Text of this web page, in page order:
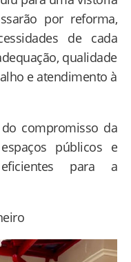
por reforma,
de cada
qualidade
e atendimento à
compromisso da
públicos e
para a